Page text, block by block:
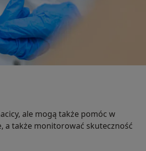
ale mogą także pomóc w
a także monitorować skuteczność